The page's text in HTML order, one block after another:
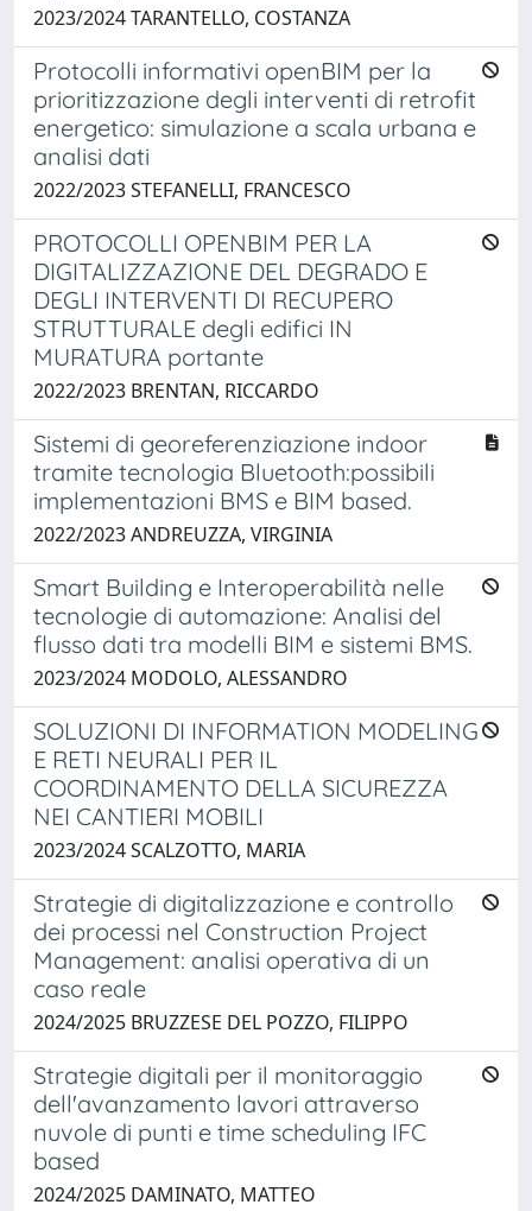
2023/2024 TARANTELLO, COSTANZA
Protocolli informativi openBIM per la
prioritizzazione degli interventi di retrofit
energetico: simulazione a scala urbana e
analisi dati
2022/2023 STEFANELLI, FRANCESCO
PROTOCOLLI OPENBIM PER LA
DIGITALIZZAZIONE DEL DEGRADO E
DEGLI INTERVENTI DI RECUPERO
STRUTTURALE degli edifici IN
MURATURA portante
2022/2023 BRENTAN, RICCARDO
Sistemi di georeferenziazione indoor
tramite tecnologia Bluetooth:possibili
implementazioni BMS e BIM based.
2022/2023 ANDREUZZA, VIRGINIA
Smart Building e Interoperabilità nelle
tecnologie di automazione: Analisi del
flusso dati tra modelli BIM e sistemi BMS.
2023/2024 MODOLO, ALESSANDRO
SOLUZIONI DI INFORMATION MODELING
E RETI NEURALI PER IL
COORDINAMENTO DELLA SICUREZZA
NEI CANTIERI MOBILI
2023/2024 SCALZOTTO, MARIA
Strategie di digitalizzazione e controllo
dei processi nel Construction Project
Management: analisi operativa di un
caso reale
2024/2025 BRUZZESE DEL POZZO, FILIPPO
Strategie digitali per il monitoraggio
dell'avanzamento lavori attraverso
nuvole di punti e time scheduling IFC
based
2024/2025 DAMINATO, MATTEO